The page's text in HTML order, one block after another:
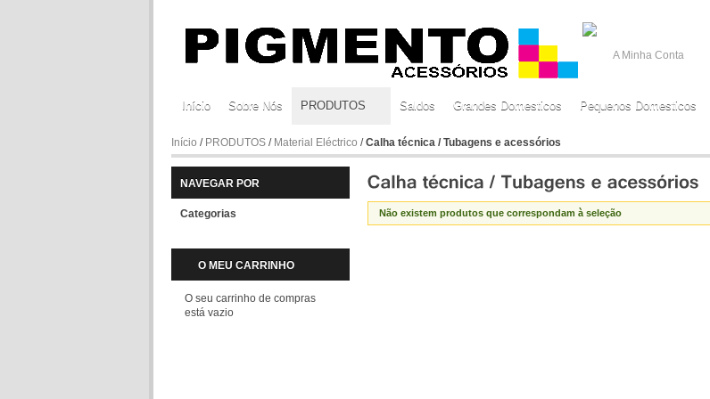
A Minha Conta
Início Sobre Nós PRODUTOS Saldos Grandes Domesticos Pequenos Domesticos
Início / PRODUTOS / Material Eléctrico /Calha técnica / Tubagens e acessórios
NAVEGAR POR
Categorias
O MEU CARRINHO
O seu carrinho de compras
está vazio
Não existem produtos que correspondam à seleção